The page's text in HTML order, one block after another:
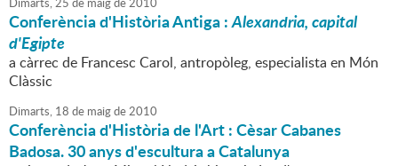
Conferència d'Història Antiga :Alexandria, capital
d'Egipte
a càrrec de Francesc Carol, antropòleg, especialista en Món
Clàssic
Dimarts, 18 de maigde2010
Conferència d'Història de l'Art : Cèsar Cabanes
Badosa. 30 anys d'escultura a Catalunya